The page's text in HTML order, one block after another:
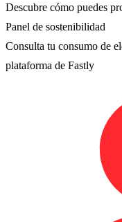
Descubre cómo puedes
Panel de sostenibilidad
Consulta tu consumo de
plataforma de Fastly